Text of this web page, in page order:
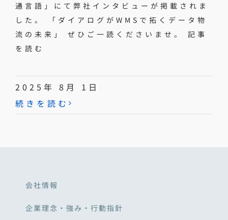
通言語」にて弊社インタビューが掲載されま
した。 「ダイアログがWMSで拓くデータ物
流の未来」 ぜひご一読くださいませ。 記事
を読む
2025年 8月 1日
続きを読む
会社情報
企業理念・強み・行動指針